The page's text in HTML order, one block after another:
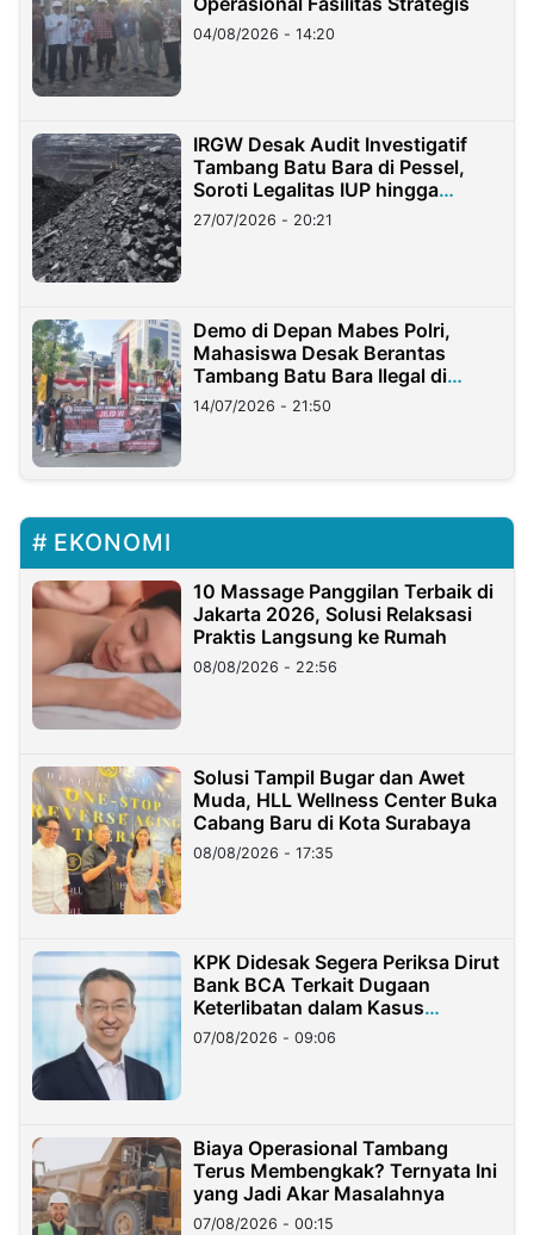
04/08/2026 - 14:20
IRGW Desak Audit Investigatif
Tambang Batu Bara di Pessel,
Soroti Legalitas IUP hingga
Stockpile
27/07/2026 - 20:21
Demo di Depan Mabes Polri,
Mahasiswa Desak Berantas
Tambang Batu Bara Ilegal di
Lampung
14/07/2026 - 21:50
EKONOMI
10 Massage Panggilan Terbaik di
Jakarta 2026, Solusi Relaksasi
Praktis Langsung ke Rumah
08/08/2026 - 22:56
Solusi Tampil Bugar dan Awet
Muda, HLL Wellness Center Buka
Cabang Baru di Kota Surabaya
08/08/2026 - 17:35
KPK Didesak Segera Periksa Dirut
Bank BCA Terkait Dugaan
Keterlibatan dalam Kasus
Hilangnya Dana Nasabah Rp2,58
Miliar
07/08/2026 - 09:06
Biaya Operasional Tambang
Terus Membengkak? Ternyata Ini
yang Jadi Akar Masalahnya
07/08/2026 - 00:15